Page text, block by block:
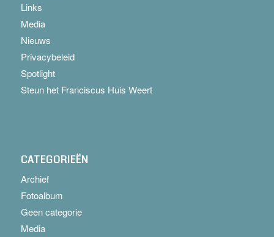
Links
Media
Nieuws
Privacybeleid
Spotlight
Steun het Franciscus Huis Weert
CATEGORIEËN
Archief
Fotoalbum
Geen categorie
Media